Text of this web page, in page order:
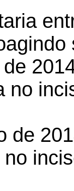
no
de